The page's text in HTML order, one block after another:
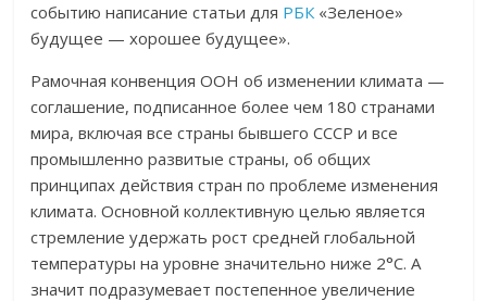
событию написание статьи для РБК«Зеленое»
будущее — хорошее будущее».
Рамочная конвенция ООН об изменении климата —
соглашение, подписанное более чем 180 странами
мира, включая все страны бывшего СССР и все
промышленно развитые страны, об общих
принципах действия стран по проблеме изменения
климата. Основной коллективную целью является
стремление удержать рост средней глобальной
температуры на уровне значительно ниже 2°C. А
значит подразумевает постепенное увеличение